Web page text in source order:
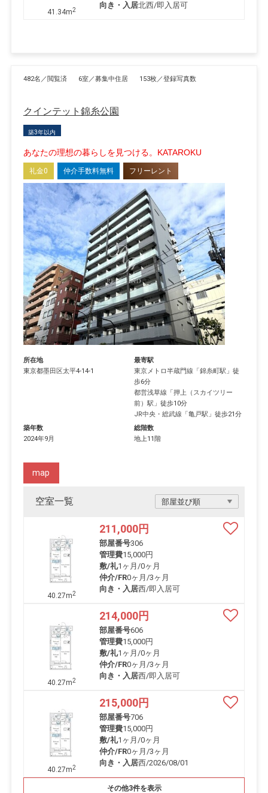
41.34m2
向き・入居北西/即入居可
482名／閲覧済 6室／募集中住居 153枚／登録写真数
クインテット錦糸公園
築3年以内
あなたの理想の暮らしを見つける。KATAROKU
礼金0 仲介手数料無料 フリーレント
所在地
東京都墨田区太平4-14-1
最寄駅
東京メトロ半蔵門線 「錦糸町駅 」徒
歩6分
都営浅草線 「押上（スカイツリー
前）駅 」徒歩10分
JR中央・総武線 「亀戸駅 」徒歩21分
築年数
2024年9月
総階数
地上11階
空室一覧
map
40.27m2
211,000円
部屋番号306
管理費15,000円
敷/礼1ヶ月 /0ヶ月
仲介/FR0ヶ月 /3ヶ月
向き・入居西/即入居可
40.27m2
214,000円
部屋番号606
管理費15,000円
敷/礼1ヶ月 /0ヶ月
仲介/FR0ヶ月 /3ヶ月
向き・入居西/即入居可
40.27m2
215,000円
部屋番号706
管理費15,000円
敷/礼1ヶ月 /0ヶ月
仲介/FR0ヶ月 /3ヶ月
向き・入居西/2026/08/01
その他3件を表示